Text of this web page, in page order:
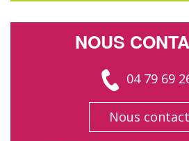
NOUS
04 79 69
Nous